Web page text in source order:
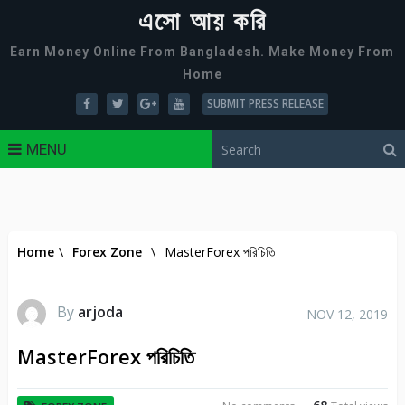
এসো আয় করি
Earn Money Online From Bangladesh. Make Money From
Home
SUBMIT PRESS RELEASE
MENU
Home \ Forex Zone \ MasterForex পরিচিতি
By arjoda NOV 12, 2019
MasterForex পরিচিতি